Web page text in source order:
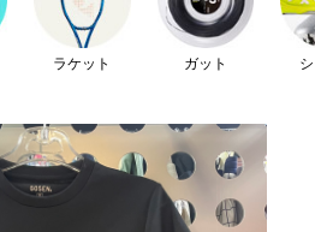
ラケット ガット